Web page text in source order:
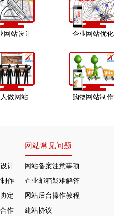
网站设计 企业网站优化
做网站 购物网站制作
计合作协定
作协议
定
作协定
网站常见问题
网站备案注意事项
企业邮箱疑难解答
网站后台操作教程
建站协议